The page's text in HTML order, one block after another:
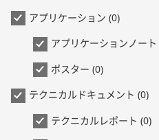
アプリケーション (0)
アプリケーションノート
ポスター (0)
テクニカルドキュメント (0)
テクニカルレポート (0)